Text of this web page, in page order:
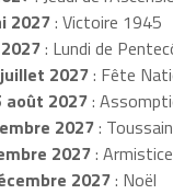
2027: Victoire 1945
: Lundi de
2027: Fête
août 2027:
2027:
2027:
2027: Noël